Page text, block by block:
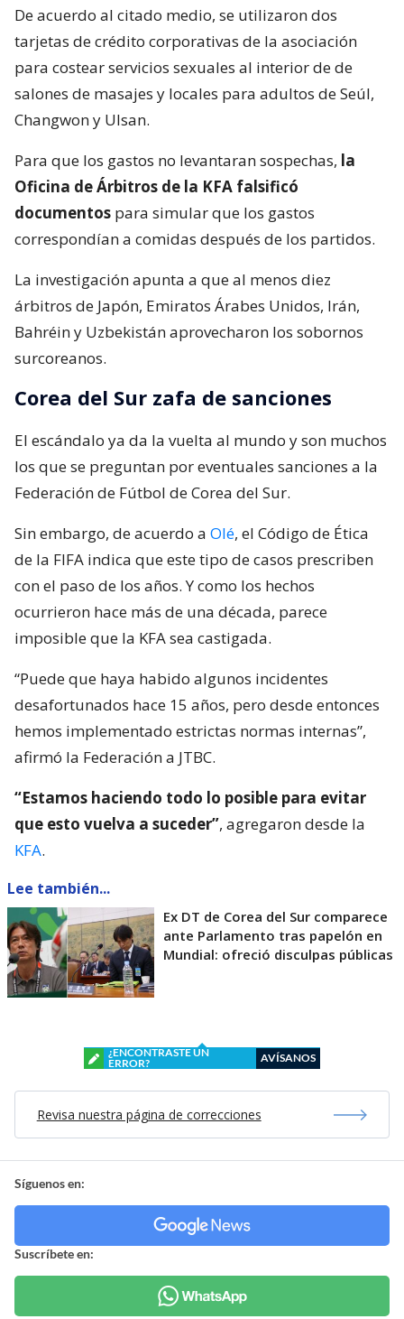
De acuerdo al citado medio, se utilizaron dos
tarjetas de crédito corporativas de la asociación
para costear servicios sexuales al interior de de
salones de masajes y locales para adultos de Seúl,
Changwon y Ulsan.
Para que los gastos no levantaran sospechas, la
Oficina de Árbitros de la KFA falsificó
documentos para simular que los gastos
correspondían a comidas después de los partidos.
La investigación apunta a que al menos diez
árbitros de Japón, Emiratos Árabes Unidos, Irán,
Bahréin y Uzbekistán aprovecharon los sobornos
surcoreanos.
Corea del Sur zafa de sanciones
El escándalo ya da la vuelta al mundo y son muchos
los que se preguntan por eventuales sanciones a la
Federación de Fútbol de Corea del Sur.
Sin embargo, de acuerdo a Olé, el Código de Ética
de la FIFA indica que este tipo de casos prescriben
con el paso de los años. Y como los hechos
ocurrieron hace más de una década, parece
imposible que la KFA sea castigada.
“Puede que haya habido algunos incidentes
desafortunados hace 15 años, pero desde entonces
hemos implementado estrictas normas internas”,
afirmó la Federación a JTBC.
“Estamos haciendo todo lo posible para evitar
que esto vuelva a suceder”, agregaron desde la
KFA.
Lee también...
Ex DT de Corea del Sur comparece
ante Parlamento tras papelón en
Mundial: ofreció disculpas públicas
¿ENCONTRASTE UN
ERROR?
AVÍSANOS
Revisa nuestra página de correcciones
Síguenos en:
Suscríbete en: